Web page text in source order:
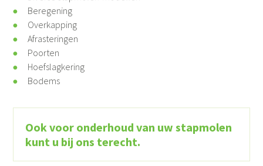
Beregening
Overkapping
Afrasteringen
Poorten
Hoefslagkering
Bodems
Ook voor onderhoud van uw stapmolen
kunt u bij ons terecht.